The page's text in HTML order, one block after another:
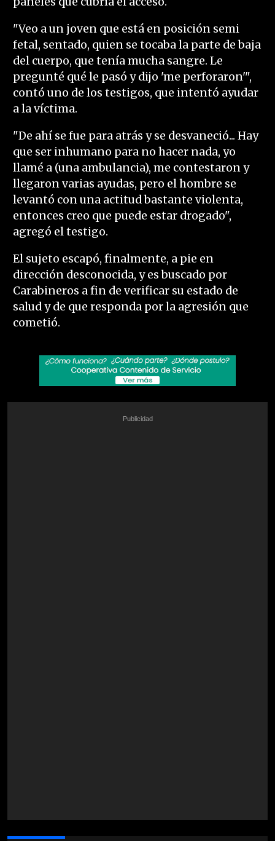
"Veo a un joven que está en posición semi
fetal, sentado, quien se tocaba la parte de baja
del cuerpo, que tenía mucha sangre. Le
pregunté qué le pasó y dijo 'me perforaron'",
contó uno de los testigos, que intentó ayudar
a la víctima.
"De ahí se fue para atrás y se desvaneció... Hay
que ser inhumano para no hacer nada, yo
llamé a (una ambulancia), me contestaron y
llegaron varias ayudas, pero el hombre se
levantó con una actitud bastante violenta,
entonces creo que puede estar drogado",
agregó el testigo.
El sujeto escapó, finalmente, a pie en
dirección desconocida, y es buscado por
Carabineros a fin de verificar su estado de
salud y de que responda por la agresión que
cometió.